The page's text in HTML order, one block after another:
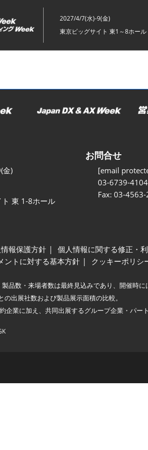
2027/4/7(水)-9(金)
東京ビッグサイト 東1～8ホール
金)
東 1-8ホール
お問合せ
[email
03-6739-4104
Fax: 03-
報保護方針 個人情報に関する修正・
ントに対する基本方針
クッキーポリシ
品数・来場者数は最終見込みであり、開催時に
出展社数および製品展示面積の比較。
企業に加え、共同出展するグループ企業・パー